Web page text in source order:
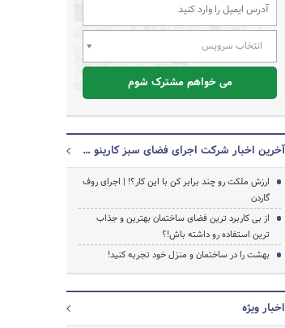
انتخاب سرویس
می خواهم مشترک شوم
آخرین اخبار شرکت اجرای فضای سبز کارینو سبز
ارزش ملکت رو چند برابر کن با این کار؟! | اجرای روف
گاردن
از بی کاربرد ترین فضای ساختمان بهترین و جذاب
ترین استفاده رو داشته باش!؟
بهشت را در ساختمان و منزل خود تجربه کنید!
اخبار ویژه